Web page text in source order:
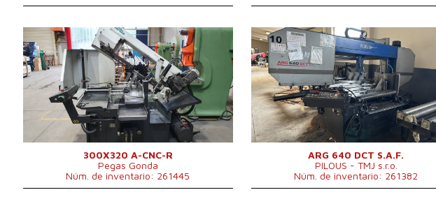
Año de fabricación:
2017
Diámetro máx. del material
cortado
300 mm
Peso de la máquina
904 kg
Dimensiones largo x ancho x
2410x1920x2020
mm
Sistema de control
No
300X320 A-CNC-R
Pegas Gonda
Núm. de inventario: 261445
Año de fabricación:
Diámetro máx. del material cortado
640 mm
Peso de la máquina
4300 kg
Potencia del motor eléctrico principal9,2 kW
Sistema de control
No
ARG 640 DCT S.A.F.
PILOUS - TMJ s.r.o.
Núm. de inventario: 261382